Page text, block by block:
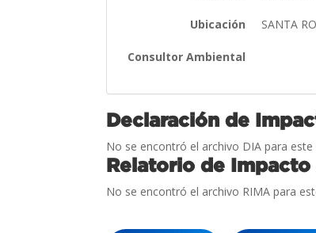
Ubicación SANTA
Consultor Ambiental
Declaración de
No se encontró el archivo DIA para este
Relatorio de
No se encontró el archivo RIMA para